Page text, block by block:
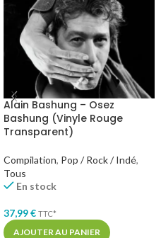
Alain Bashung – Osez
Bashung (Vinyle Rouge
Transparent)
Compilation, Pop / Rock / Indé,
Tous
En stock
37,99€ TTC*
AJOUTER AU PANIER